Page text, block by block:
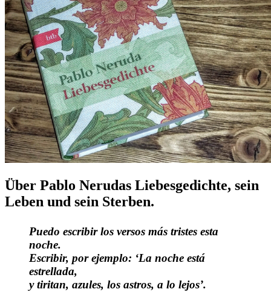
Über Pablo Nerudas Liebesgedichte, sein
Leben und sein Sterben.
Puedo escribir los versos más tristes esta
noche.
Escribir, por ejemplo: ‘La noche está
estrellada,
y tiritan, azules, los astros, a lo lejos’.